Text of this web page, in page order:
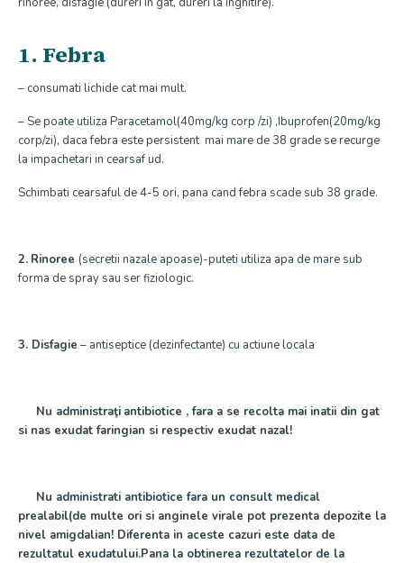
1. Febra
– consumati lichide cat mai mult.
– Se poate utiliza Paracetamol(40mg/kg corp /zi) ,Ibuprofen(20mg/kg
corp/zi), daca febra este persistent mai mare de 38 grade se recurge
la impachetari in cearsaf ud.
Schimbati cearsaful de 4-5 ori, pana cand febra scade sub 38 grade.
2. Rinoree (secretii nazale apoase)-puteti utiliza apa de mare sub
forma de spray sau ser fiziologic.
3. Disfagie – antiseptice (dezinfectante) cu actiune locala
Nu administraţi antibiotice , fara a se recolta mai inatii din gat
si nas exudat faringian si respectiv exudat nazal!
Nu administrati antibiotice fara un consult medical
prealabil(de multe ori si anginele virale pot prezenta depozite la
nivel amigdalian! Diferenta in aceste cazuri este data de
rezultatul exudatului.Pana la obtinerea rezultatelor de la